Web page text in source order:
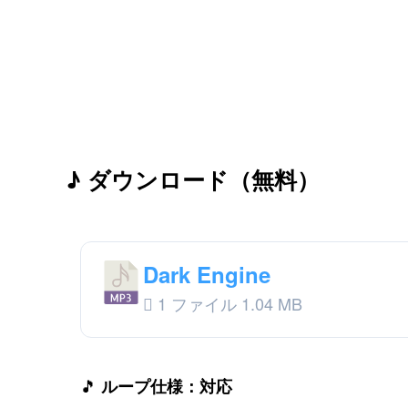
♪ ダウンロード（無料）
Dark Engine
1 ファイル 1.04 MB
🎵 ループ仕様：対応